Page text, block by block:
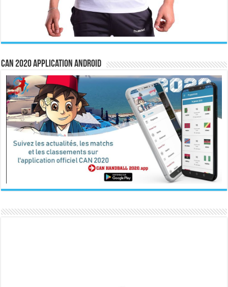
CAN 2020 Application Android